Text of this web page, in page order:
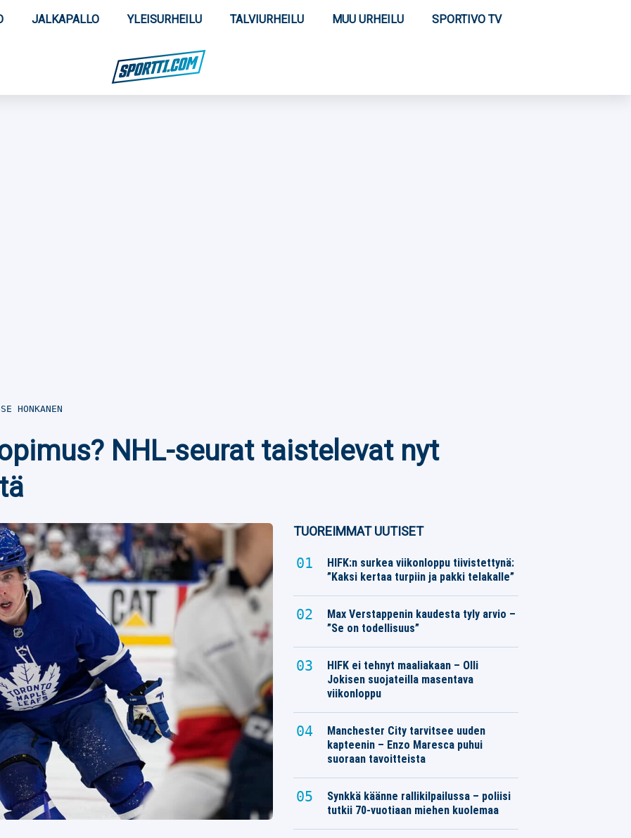
JALKAPALLO YLEISURHEILU TALVIURHEILU MUU URHEILU SPORTIVO TV
HONKANEN
NHL-seurat taistelevat nyt
TUOREIMMAT UUTISET
HIFK:n surkea viikonloppu tiivistettynä:
”Kaksi kertaa turpiin ja pakki telakalle”
Max Verstappenin kaudesta tyly arvio –
”Se on todellisuus”
HIFK ei tehnyt maaliakaan – Olli
Jokisen suojateilla masentava
viikonloppu
Manchester City tarvitsee uuden
kapteenin – Enzo Maresca puhui
suoraan tavoitteista
Synkkä käänne rallikilpailussa – poliisi
tutkii 70-vuotiaan miehen kuolemaa